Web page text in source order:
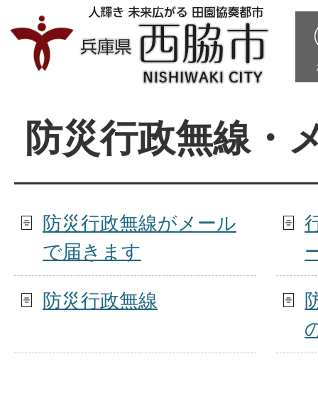
防災行政無線・
防災行政無線がメール
で届きます
防災行政無線